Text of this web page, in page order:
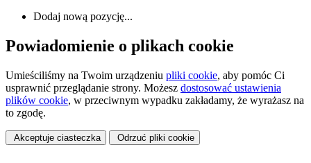
Dodaj nową pozycję...
Powiadomienie o plikach cookie
Umieściliśmy na Twoim urządzeniu pliki cookie, aby pomóc Ci
usprawnić przeglądanie strony. Możesz dostosować ustawienia
plików cookie, w przeciwnym wypadku zakładamy, że wyrażasz na
to zgodę.
Akceptuje ciasteczka Odrzuć pliki cookie